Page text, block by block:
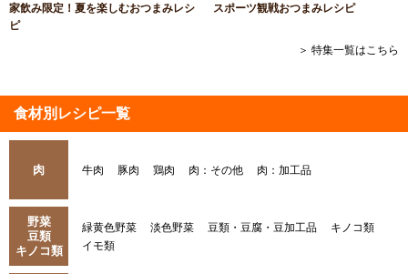
家飲み限定！夏を楽しむおつまみレシ
ピ
スポーツ観戦おつまみレシピ
＞ 特集一覧はこちら
食材別レシピ一覧
肉 牛肉 豚肉 鶏肉 肉：その他 肉：加工品
野菜
豆類
キノコ類
緑黄色野菜 淡色野菜 豆類・豆腐・豆加工品
キノコ類
イモ類